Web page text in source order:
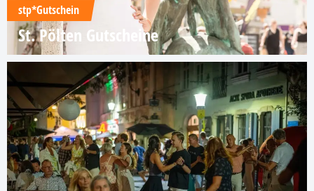
stp*Gutschein
St. Pölten Gutscheine